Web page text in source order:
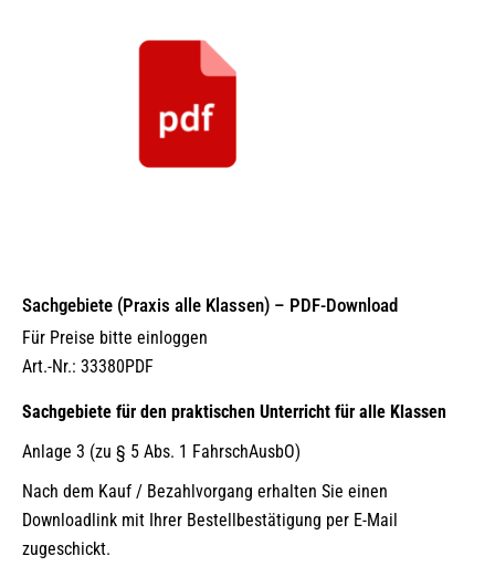
Sachgebiete (Praxis alle Klassen) – PDF-Download
Für Preise bitte einloggen
Art.-Nr.: 33380PDF
Sachgebiete für den praktischen Unterricht für alle Klassen
Anlage 3 (zu § 5 Abs. 1 FahrschAusbO)
Nach dem Kauf / Bezahlvorgang erhalten Sie einen
Downloadlink mit Ihrer Bestellbestätigung per E-Mail
zugeschickt.